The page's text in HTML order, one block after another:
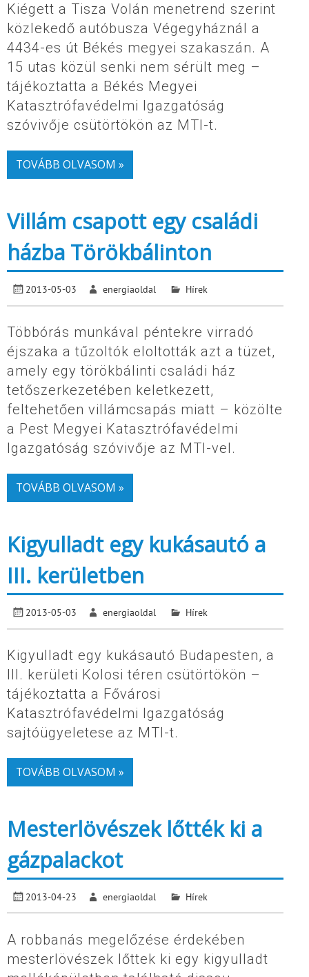
Kiégett a Tisza Volán menetrend szerint
közlekedő autóbusza Végegyháznál a
4434-es út Békés megyei szakaszán. A
15 utas közül senki nem sérült meg –
tájékoztatta a Békés Megyei
Katasztrófavédelmi Igazgatóság
szóvivője csütörtökön az MTI-t.
TOVÁBB OLVASOM »
Villám csapott egy családi
házba Törökbálinton
2013-05-03 energiaoldal Hírek
Többórás munkával péntekre virradó
éjszaka a tűzoltók eloltották azt a tüzet,
amely egy törökbálinti családi ház
tetőszerkezetében keletkezett,
feltehetően villámcsapás miatt – közölte
a Pest Megyei Katasztrófavédelmi
Igazgatóság szóvivője az MTI-vel.
TOVÁBB OLVASOM »
Kigyulladt egy kukásautó a
III. kerületben
2013-05-03 energiaoldal Hírek
Kigyulladt egy kukásautó Budapesten, a
III. kerületi Kolosi téren csütörtökön –
tájékoztatta a Fővárosi
Katasztrófavédelmi Igazgatóság
sajtóügyeletese az MTI-t.
TOVÁBB OLVASOM »
Mesterlövészek lőtték ki a
gázpalackot
2013-04-23 energiaoldal Hírek
A robbanás megelőzése érdekében
mesterlövészek lőttek ki egy kigyulladt